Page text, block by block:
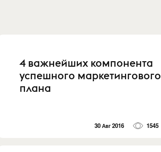
4 важнейших компонента
успешного маркетингового
плана
30 Авг 2016 1545